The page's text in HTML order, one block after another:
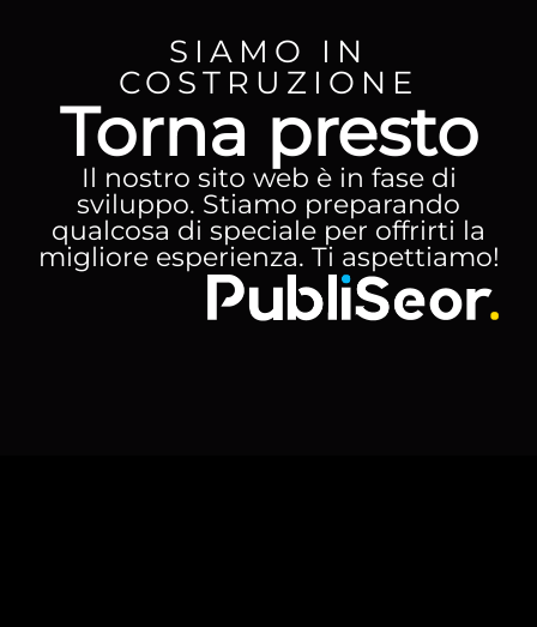
SIAMO IN
COSTRUZIONE
Torna presto
Il nostro sito web è in fase di
sviluppo. Stiamo preparando
qualcosa di speciale per offrirti la
migliore esperienza. Ti aspettiamo!